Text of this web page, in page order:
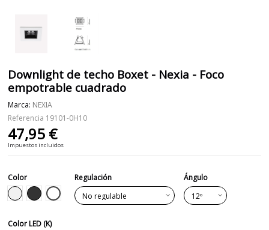
Downlight de techo Boxet - Nexia - Foco
empotrable cuadrado
Marca: NEXIA
Referencia 19101-0H10
47,95 €
Impuestos incluidos
Color
Blanco Negro Blanco-Negro
Regulación Ángulo
Color LED (K)